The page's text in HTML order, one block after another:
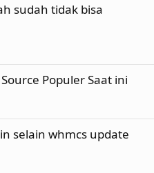
sudah tidak bisa
Populer Saat ini
selain whmcs update